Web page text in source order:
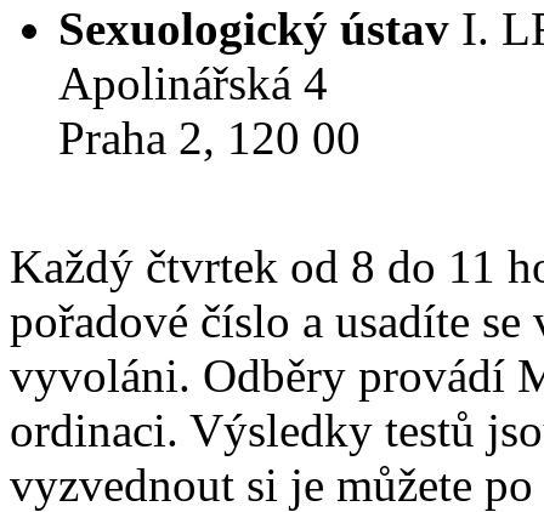
Sexuologický ústav I.
Apolinářská 4
Praha 2, 120 00
Každý čtvrtek od 8 do 11
pořadové číslo a usadíte
vyvoláni. Odběry provádí
ordinaci. Výsledky testů
vyzvednout si je můžete